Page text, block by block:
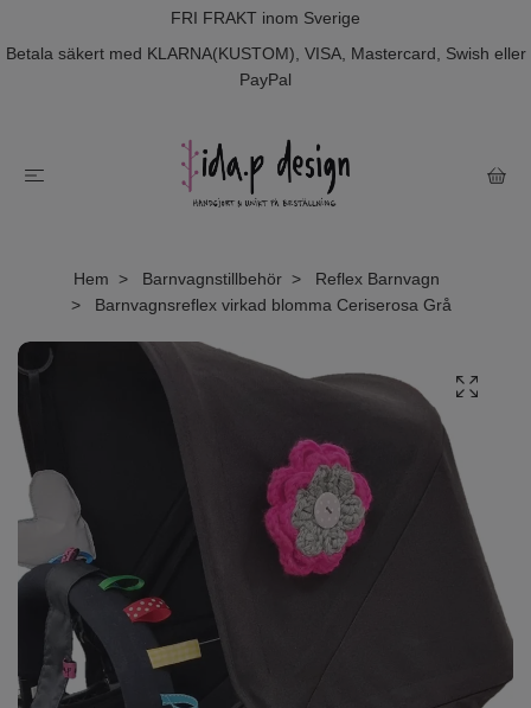
FRI FRAKT inom Sverige
Betala säkert med KLARNA(KUSTOM), VISA, Mastercard, Swish eller
PayPal
Hem Barnvagnstillbehör
Reflex Barnvagn
Barnvagnsreflex virkad blomma Ceriserosa Grå